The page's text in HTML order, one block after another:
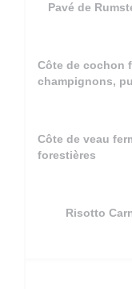
Pavé de
Côte de cochon
champignons,
Côte de veau
forestières
Risotto